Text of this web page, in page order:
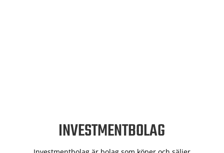
INVESTMENTBOLAG